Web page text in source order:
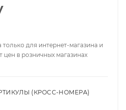
только для интернет-магазина и
цен в розничных магазинах
(КРОСС-НОМЕРА)